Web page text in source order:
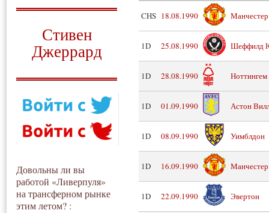
Стивен
Джеррард
Довольны ли вы
работой «Ливерпуля»
на трансферном рынке
этим летом? :
CHS 18.08.1990
1D 25.08.1990 Шеффилд
1D 28.08.1990
1D 01.09.1990 Астон
1D 08.09.1990 Уимблдон
1D 16.09.1990
1D 22.09.1990 Эвертон